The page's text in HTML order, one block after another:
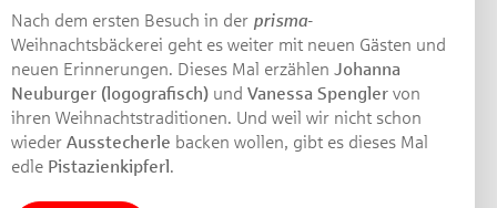
Nach dem ersten Besuch in der prisma-
Weihnachtsbäckerei geht es weiter mit neuen Gästen und
neuen Erinnerungen. Dieses Mal erzählen Johanna
Neuburger (logografisch) und Vanessa Spengler von
ihren Weihnachtstraditionen. Und weil wir nicht schon
wieder Ausstecherle backen wollen, gibt es dieses Mal
edle Pistazienkipferl.
Beantworten Sie einfach folgende Frage:
Welches Jubiläum feiert die Kreissparkasse
Göppingen in diesem Jahr?
Gewinnspiel geschlossen